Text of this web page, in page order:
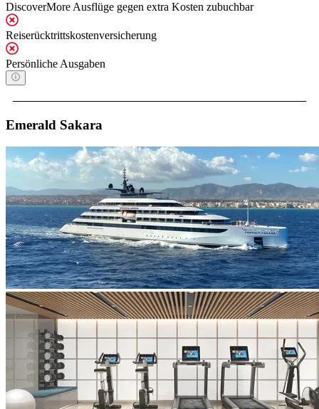
DiscoverMore Ausflüge gegen extra Kosten zubuchbar
Reiserücktrittskostenversicherung
Persönliche Ausgaben
Emerald Sakara